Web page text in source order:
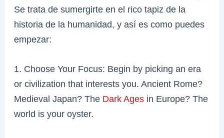
Se trata de sumergirte en el rico tapiz de la
historia de la humanidad, y así es como puedes
empezar:
1. Choose Your Focus: Begin by picking an era
or civilization that interests you. Ancient Rome?
Medieval Japan? The Dark Ages in Europe? The
world is your oyster.